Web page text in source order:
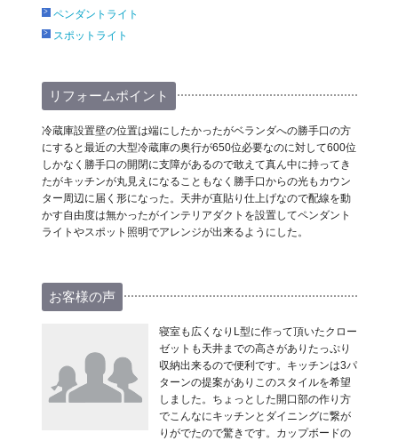
ペンダントライト
スポットライト
リフォームポイント
冷蔵庫設置壁の位置は端にしたかったがベランダへの勝手口の方
にすると最近の大型冷蔵庫の奥行が650位必要なのに対して600位
しかなく勝手口の開閉に支障があるので敢えて真ん中に持ってき
たがキッチンが丸見えになることもなく勝手口からの光もカウン
ター周辺に届く形になった。天井が直貼り仕上げなので配線を動
かす自由度は無かったがインテリアダクトを設置してペンダント
ライトやスポット照明でアレンジが出来るようにした。
お客様の声
寝室も広くなりL型に作って頂いたクロー
ゼットも天井までの高さがありたっぷり
収納出来るので便利です。キッチンは3パ
ターンの提案がありこのスタイルを希望
しました。ちょっとした開口部の作り方
でこんなにキッチンとダイニングに繋が
りがでたので驚きです。カップボードの